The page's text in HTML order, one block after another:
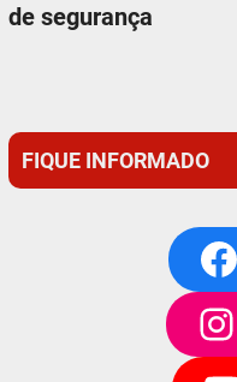
de segurança
FIQUE INFORMADO